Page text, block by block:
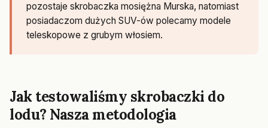
pozostaje skrobaczka mosiężna Murska, natomiast
posiadaczom dużych SUV-ów polecamy modele
teleskopowe z grubym włosiem.
Jak testowaliśmy skrobaczki do
lodu? Nasza metodologia